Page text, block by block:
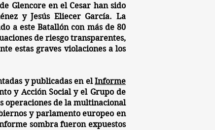
Glencore en el Cesar han sido
y Jesús Eliecer García. La
a este Batallón con más de 80
de riesgo transparentes,
estas graves violaciones a los
y publicadas en elInforme
y Acción Social y el Grupo de
operaciones de la multinacional
y parlamento europeo en
sombra fueron expuestos